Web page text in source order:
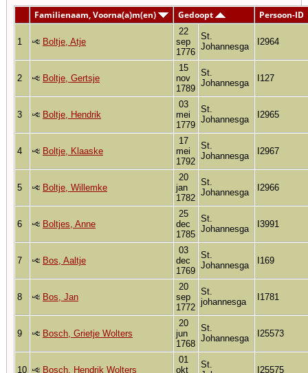
Familienaam, Voorna(a)m(en) Gedoopt Persoon-ID
1 Boltje, Atje
22
sep
1776
St.
Johannesga
I2964
2 Boltje, Gertsje
15
nov
1789
St.
Johannesga
I127
3 Boltje, Hendrik
03
mei
1779
St.
Johannesga
I2965
4 Boltje, Klaaske
17
mei
1792
St.
Johannesga
I2967
5 Boltje, Willemke
20
jan
1782
St.
Johannesga
I2966
6 Boltjes, Anne
25
dec
1785
St.
Johannesga
I3991
7 Bos, Aaltje
03
dec
1769
St.
Johannesga
I169
8 Bos, Jan
20
sep
1772
St.
johannesga
I1781
9 Bosch, Grietje Wolters
20
jun
1768
St.
Johannesga
I25573
10 Bosch, Hendrik Wolters
01
okt
St.
I25575